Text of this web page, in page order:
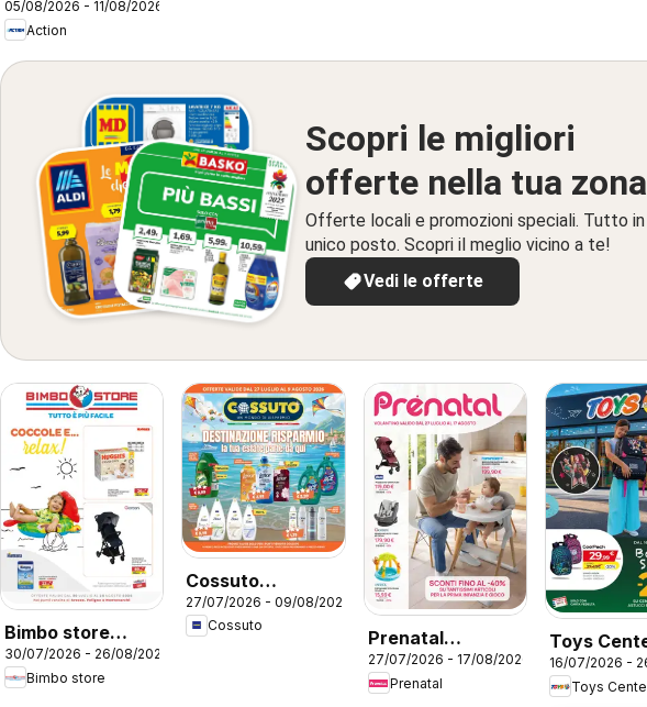
05/08/2026 - 11/08/2026
Action
Scopri le migliori
offerte nella tua zona
Offerte locali e promozioni speciali. Tutto in
unico posto. Scopri il meglio vicino a te!
Vedi le offerte
Bimbo store
volantino
30/07/2026 - 26/08/2026
Bimbo store
Cossuto
volantino
27/07/2026 - 09/08/2026
Cossuto
Prenatal
volantino
27/07/2026 - 17/08/2026
Prenatal
Toys
volantino
To School
16/07/2026 -
Toys